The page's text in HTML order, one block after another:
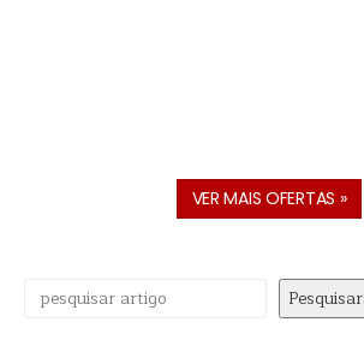
VER MAIS OFERTAS »
Pesquisar Pesquisar